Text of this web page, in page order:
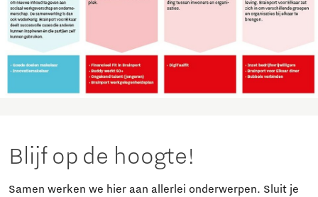
Blijf op de hoogte!
Samen werken we hier aan allerlei onderwerpen. Sluit je